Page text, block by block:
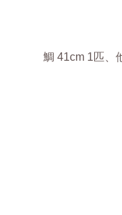
鯛 41cm 1匹、